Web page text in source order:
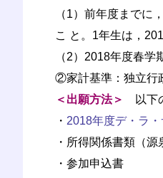
（1）前年度までに
こ と。1年生は，
（2）2018年度春
②家計基準：独立行
＜出願方法＞
以下
・ 2018年度デ・ラ
・所得関係書類（
・参加申込書